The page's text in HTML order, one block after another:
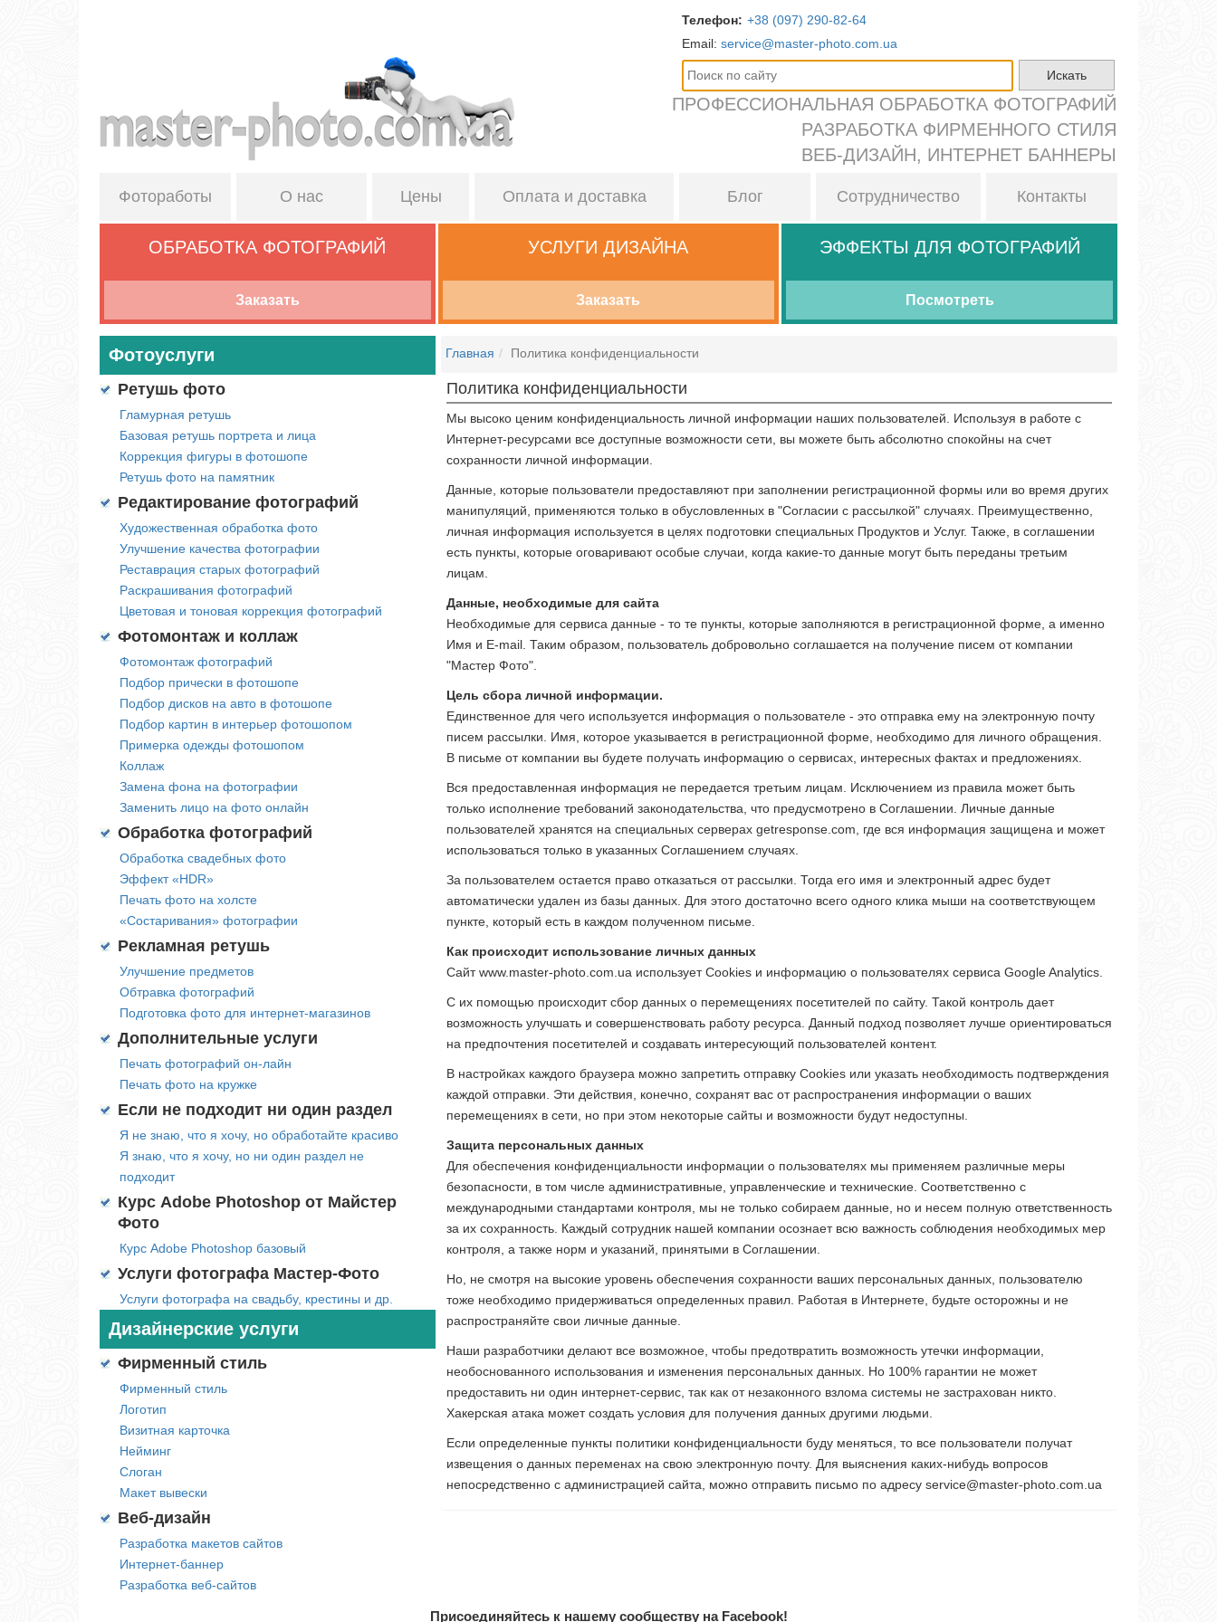
Телефон: +38 (097) 290-82-64
Email:service@master-photo.com.ua
ПРОФЕССИОНАЛЬНАЯ ОБРАБОТКА ФОТОГРАФИЙ
РАЗРАБОТКА ФИРМЕННОГО СТИЛЯ
ВЕБ-ДИЗАЙН, ИНТЕРНЕТ БАННЕРЫ
Фотоработы О нас Цены Оплатаи доставка Блог Сотрудничество Контакты
ОБРАБОТКА ФОТОГРАФИЙ
Заказать
УСЛУГИ ДИЗАЙНА
Заказать
ЭФФЕКТЫ ДЛЯ ФОТОГРАФИЙ
Посмотреть
Фотоуслуги
Ретушь фото
Гламурная ретушь
Базовая ретушь портрета и лица
Коррекция фигуры в фотошопе
Ретушь фото на памятник
Редактирование фотографий
Художественная обработка фото
Улучшение качества фотографии
Реставрация старых фотографий
Раскрашивания фотографий
Цветовая и тоновая коррекция фотографий
Фотомонтаж и коллаж
Фотомонтаж фотографий
Подбор прически в фотошопе
Подбор дисков на авто в фотошопе
Подбор картин в интерьер фотошопом
Примерка одежды фотошопом
Коллаж
Замена фона на фотографии
Заменить лицо на фото онлайн
Обработка фотографий
Обработка свадебных фото
Эффект «HDR»
Печать фото на холсте
«Состаривания» фотографии
Рекламная ретушь
Улучшение предметов
Обтравка фотографий
Подготовка фото для интернет-магазинов
Дополнительные услуги
Печать фотографий он-лайн
Печать фото на кружке
Если не подходит ни один раздел
Я не знаю, что я хочу, но обработайте красиво
Я знаю, что я хочу, но ни один раздел не
подходит
Курс Adobe Photoshop от Майстер
Фото
Курс Adobe Photoshop базовый
Услуги фотографа Мастер-Фото
Услуги фотографа на свадьбу, крестины и др.
Дизайнерские услуги
Фирменный стиль
Фирменный стиль
Логотип
Визитная карточка
Нейминг
Слоган
Макет вывески
Веб-дизайн
Разработка макетов сайтов
Интернет-баннер
Разработка веб-сайтов
Главная Политика конфиденциальности
Политика конфиденциальности
Мы высоко ценим конфиденциальность личной информации наших пользователей. Используя в работе с
Интернет-ресурсами все доступные возможности сети, вы можете быть абсолютно спокойны на счет
сохранности личной информации.
Данные, которые пользователи предоставляют при заполнении регистрационной формы или во время других
манипуляций, применяются только в обусловленных в "Согласии с рассылкой" случаях. Преимущественно,
личная информация используется в целях подготовки специальных Продуктов и Услуг. Также, в соглашении
есть пункты, которые оговаривают особые случаи, когда какие-то данные могут быть переданы третьим
лицам.
Данные, необходимые для сайта
Необходимые для сервиса данные - то те пункты, которые заполняются в регистрационной форме, а именно
Имя и E-mail. Таким образом, пользователь добровольно соглашается на получение писем от компании
"Мастер Фото".
Цель сбора личной информации.
Единственное для чего используется информация о пользователе - это отправка ему на электронную почту
писем рассылки. Имя, которое указывается в регистрационной форме, необходимо для личного обращения.
В письме от компании вы будете получать информацию о сервисах, интересных фактах и предложениях.
Вся предоставленная информация не передается третьим лицам. Исключением из правила может быть
только исполнение требований законодательства, что предусмотрено в Соглашении. Личные данные
пользователей хранятся на специальных серверах getresponse.com, где вся информация защищена и может
использоваться только в указанных Соглашением случаях.
За пользователем остается право отказаться от рассылки. Тогда его имя и электронный адрес будет
автоматически удален из базы данных. Для этого достаточно всего одного клика мыши на соответствующем
пункте, который есть в каждом полученном письме.
Как происходит использование личных данных
Сайт www.master-photo.com.ua использует Cookies и информацию о пользователях сервиса Google Analytics.
С их помощью происходит сбор данных о перемещениях посетителей по сайту. Такой контроль дает
возможность улучшать и совершенствовать работу ресурса. Данный подход позволяет лучше ориентироваться
на предпочтения посетителей и создавать интересующий пользователей контент.
В настройках каждого браузера можно запретить отправку Cookies или указать необходимость подтверждения
каждой отправки. Эти действия, конечно, сохранят вас от распространения информации о ваших
перемещениях в сети, но при этом некоторые сайты и возможности будут недоступны.
Защита персональных данных
Для обеспечения конфиденциальности информации о пользователях мы применяем различные меры
безопасности, в том числе административные, управленческие и технические. Соответственно с
международными стандартами контроля, мы не только собираем данные, но и несем полную ответственность
за их сохранность. Каждый сотрудник нашей компании осознает всю важность соблюдения необходимых мер
контроля, а также норм и указаний, принятыми в Соглашении.
Но, не смотря на высокие уровень обеспечения сохранности ваших персональных данных, пользователю
тоже необходимо придерживаться определенных правил. Работая в Интернете, будьте осторожны и не
распространяйте свои личные данные.
Наши разработчики делают все возможное, чтобы предотвратить возможность утечки информации,
необоснованного использования и изменения персональных данных. Но 100% гарантии не может
предоставить ни один интернет-сервис, так как от незаконного взлома системы не застрахован никто.
Хакерская атака может создать условия для получения данных другими людьми.
Если определенные пункты политики конфиденциальности буду меняться, то все пользователи получат
извещения о данных переменах на свою электронную почту. Для выяснения каких-нибудь вопросов
непосредственно с администрацией сайта, можно отправить письмо по адресу service@master-photo.com.ua
Присоединяйтесь к нашему сообществу на Facebook!